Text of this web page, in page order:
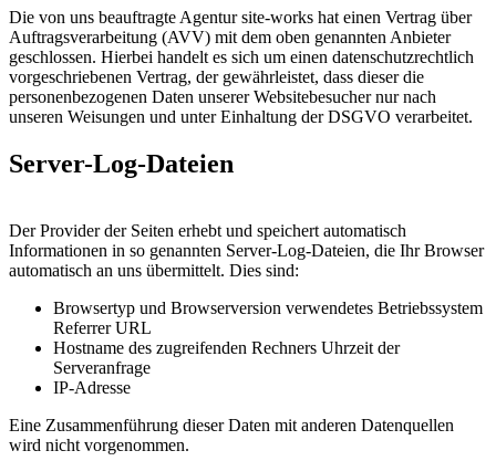
Die von uns beauftragte Agentur site-works hat einen Vertrag über
Auftragsverarbeitung (AVV) mit dem oben genannten Anbieter
geschlossen. Hierbei handelt es sich um einen datenschutzrechtlich
vorgeschriebenen Vertrag, der gewährleistet, dass dieser die
personenbezogenen Daten unserer Websitebesucher nur nach
unseren Weisungen und unter Einhaltung der DSGVO verarbeitet.
Server-Log-Dateien
Der Provider der Seiten erhebt und speichert automatisch
Informationen in so genannten Server-Log-Dateien, die Ihr Browser
automatisch an uns übermittelt. Dies sind:
Browsertyp und Browserversion verwendetes Betriebssystem
Referrer URL
Hostname des zugreifenden Rechners Uhrzeit der
Serveranfrage
IP-Adresse
Eine Zusammenführung dieser Daten mit anderen Datenquellen
wird nicht vorgenommen.